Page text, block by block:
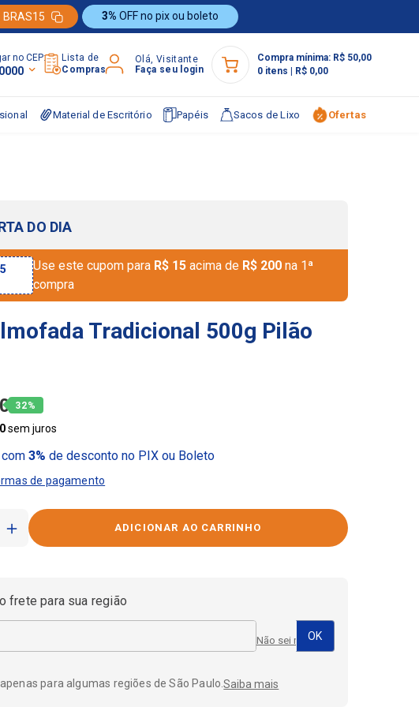
BRAS15 3% OFF no pix ou boleto
no CEP:
Lista de
Compras
Olá, Visitante
Faça seu login
Compra mínima: R$ 50,00
0 itens R$ 0,00
Material de Escritório Papéis Sacos de Lixo Ofertas
DO DIA
Use este cupom para R$ 15 acima de R$ 200 na 1ª
compra
Tradicional 500g Pilão
32%
sem juros
com3% de desconto no PIX ou Boleto
de pagamento
＋
frete para sua região
Não sei meu CEP
para algumas regiões de São Paulo.Saiba mais